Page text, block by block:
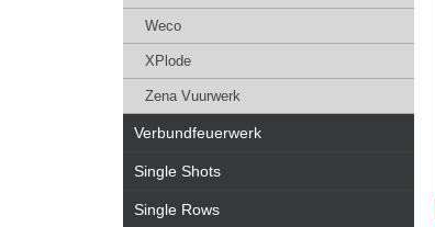
Weco
XPlode
Zena Vuurwerk
Verbundfeuerwerk
Single Shots
Single Rows